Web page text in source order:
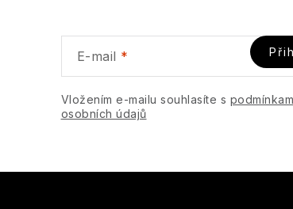
E-mail
Vložením e-mailu souhlasíte s
osobních údajů